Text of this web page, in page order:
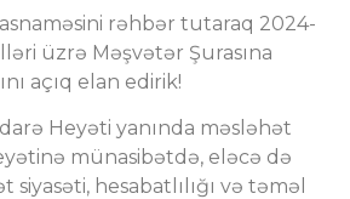
rəhbər tutaraq 2024-
üzrə Məşvətər Şurasına
açıq elan edirik!
Heyəti yanında məsləhət
münasibətdə, eləcə də
siyasəti, hesabatlılığı və təməl